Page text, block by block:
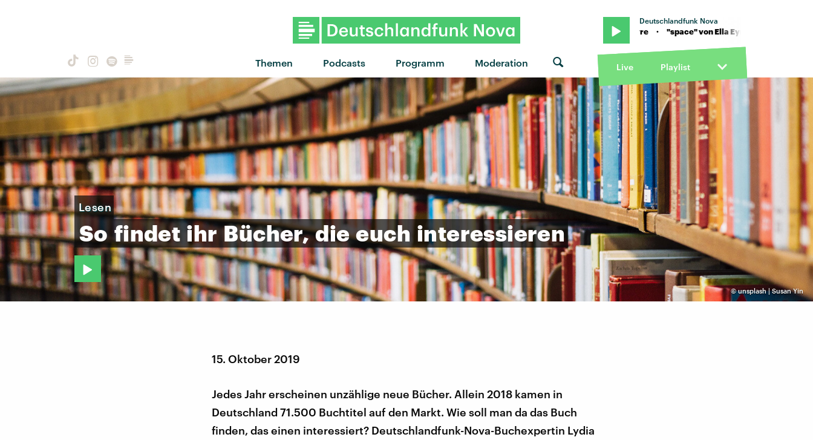
Themen Podcasts Programm Moderation
Deutschlandfunk Nova
"space" von Ella Eyre · "space" von Ella Eyre · "space" von Ella Eyre
Live Playlist
©unsplash | Susan Yin
Lesen
So findet ihr Bücher, die euch interessieren
15. Oktober 2019
Jedes Jahr erscheinen unzählige neue Bücher. Allein 2018 kamen in
Deutschland 71.500 Buchtitel auf den Markt. Wie soll man da das Buch
finden, das einen interessiert? Deutschlandfunk-Nova-Buchexpertin Lydia